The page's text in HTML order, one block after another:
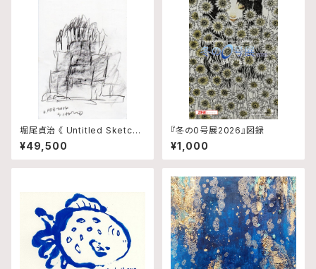
堀尾貞治 《 Untitled Sketch
4 》
¥49,500
『冬の0号展2026』図録
¥1,000